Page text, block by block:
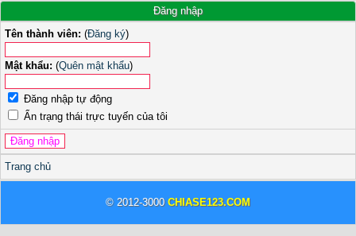
Đăng nhập
Tên thành viên: (Đăng ký)
Mật khẩu: (Quên mật khẩu)
Đăng nhập tự động
Ẩn trạng thái trực tuyến của tôi
Trang chủ
© 2012-3000 CHIASE123.COM